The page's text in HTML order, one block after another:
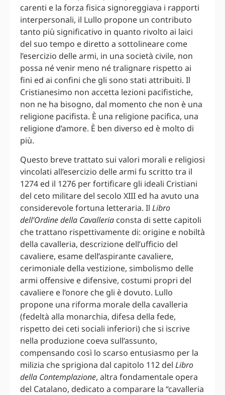
carenti e la forza fisica signoreggiava i rapporti
interpersonali, il Lullo propone un contributo
tanto più significativo in quanto rivolto ai laici
del suo tempo e diretto a sottolineare come
l’esercizio delle armi, in una società civile, non
possa né venir meno né tralignare rispetto ai
fini ed ai confini che gli sono stati attribuiti. Il
Cristianesimo non accetta lezioni pacifistiche,
non ne ha bisogno, dal momento che non è una
religione pacifista. È una religione pacifica, una
religione d’amore. È ben diverso ed è molto di
più.
Questo breve trattato sui valori morali e religiosi
vincolati all’esercizio delle armi fu scritto tra il
1274 ed il 1276 per fortificare gli ideali Cristiani
del ceto militare del secolo XIII ed ha avuto una
considerevole fortuna letteraria. Il Libro
dell’Ordine della Cavalleria consta di sette capitoli
che trattano rispettivamente di: origine e nobiltà
della cavalleria, descrizione dell’ufficio del
cavaliere, esame dell’aspirante cavaliere,
cerimoniale della vestizione, simbolismo delle
armi offensive e difensive, costumi propri del
cavaliere e l’onore che gli è dovuto. Lullo
propone una riforma morale della cavalleria
(fedeltà alla monarchia, difesa della fede,
rispetto dei ceti sociali inferiori) che si iscrive
nella produzione coeva sull’assunto,
compensando così lo scarso entusiasmo per la
milizia che sprigiona dal capitolo 112 del Libro
della Contemplazione, altra fondamentale opera
del Catalano, dedicato a comparare la “cavalleria